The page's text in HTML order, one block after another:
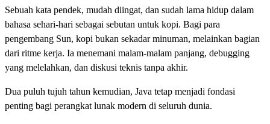
Sebuah kata pendek, mudah diingat, dan sudah lama hidup dalam
bahasa sehari-hari sebagai sebutan untuk kopi. Bagi para
pengembang Sun, kopi bukan sekadar minuman, melainkan bagian
dari ritme kerja. Ia menemani malam-malam panjang, debugging
yang melelahkan, dan diskusi teknis tanpa akhir.
Dua puluh tujuh tahun kemudian, Java tetap menjadi fondasi
penting bagi perangkat lunak modern di seluruh dunia.